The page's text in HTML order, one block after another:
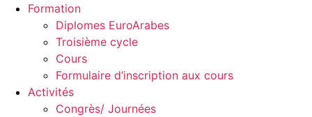
Formation
Diplomes EuroArabes
Troisième cycle
Cours
Formulaire d’inscription aux cours
Activités
Congrès/ Journées